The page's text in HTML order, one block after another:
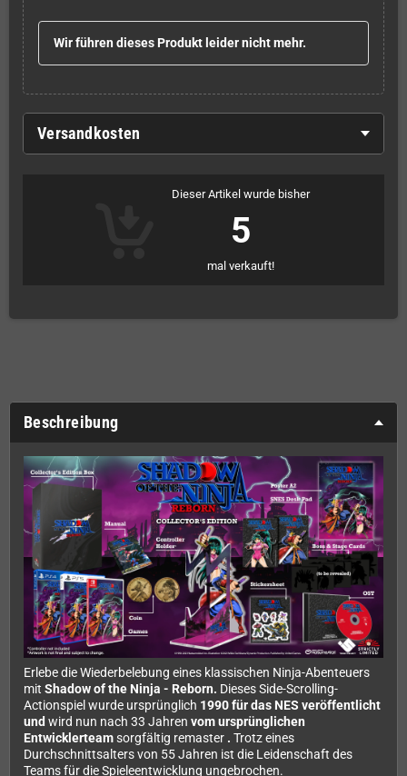
Wir führen dieses Produkt leider nicht mehr.
Versandkosten
Dieser Artikel wurde bisher
5
mal verkauft!
Beschreibung
Erlebe die Wiederbelebung eines klassischen Ninja-Abenteuers
mit Shadow of the Ninja - Reborn. Dieses Side-Scrolling-
Actionspiel wurde ursprünglich 1990 für das NES veröffentlicht
und wird nun nach 33 Jahren vom ursprünglichen
Entwicklerteamsorgfältig remaster . Trotz eines
Durchschnittsalters von 55 Jahren ist die Leidenschaft des
Teams für die Spieleentwicklung ungebrochen.